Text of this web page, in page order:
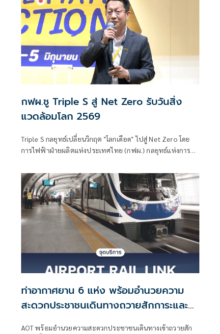
กฟผ.ชู Triple S สู่ Net Zero รับวันสิ่ง
แวดล้อมโลก 2569
Triple S กลยุทธ์เปลี่ยนวิกฤต "โลกเดือด" ไปสู่ Net Zero โดย
การไฟฟ้าฝ่ายผลิตแห่งประเทศไทย (กฟผ.) กลยุทธ์แห่งการ
ท่าอากาศยาน 6 แห่ง พร้อมอำนวยความ
สะดวกประชาชนเดินทางถวายสักการะและ
AOT พร้อมอำนวยความสะดวกประชาชนเดินทางเข้าถวายสัก